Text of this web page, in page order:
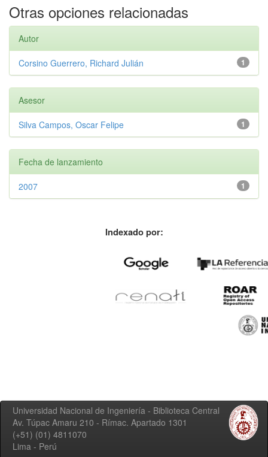
Otras opciones relacionadas
Autor
1
Corsino Guerrero, Richard Julián
Asesor
1
Silva Campos, Oscar Felipe
Fecha de lanzamiento
1
2007
Indexado por:
Universidad Nacional de Ingeniería - Biblioteca Central
Av. Túpac Amaru 210 - Rímac. Apartado 1301
(+51) (01) 4811070
Lima - Perú